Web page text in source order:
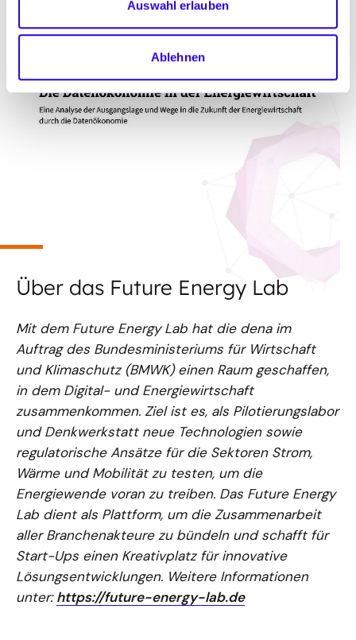
Auswahl erlauben
Ablehnen
Die Datenökonomie in der
Energiewirtschaft
Die Analyse „Die Datenökonomie in der
Energiewirtschaft“ adressiert eine zentrale
Thematik der Digitalisierung der Energiewende:
Die Verfügbarkeit von Daten ist essenziell für die
Über das Future Energy Lab
Mit dem Future Energy Lab hat die dena im
Auftrag des Bundesministeriums für Wirtschaft
und Klimaschutz (BMWK) einen Raum geschaffen,
in dem Digital- und Energiewirtschaft
zusammenkommen. Ziel ist es, als Pilotierungslabor
und Denkwerkstatt neue Technologien sowie
regulatorische Ansätze für die Sektoren Strom,
Wärme und Mobilität zu testen, um die
Energiewende voran zu treiben. Das Future Energy
Lab dient als Plattform, um die Zusammenarbeit
aller Branchenakteure zu bündeln und schafft für
Start-Ups einen Kreativplatz für innovative
Lösungsentwicklungen. Weitere Informationen
unter:https://future-energy-lab.de